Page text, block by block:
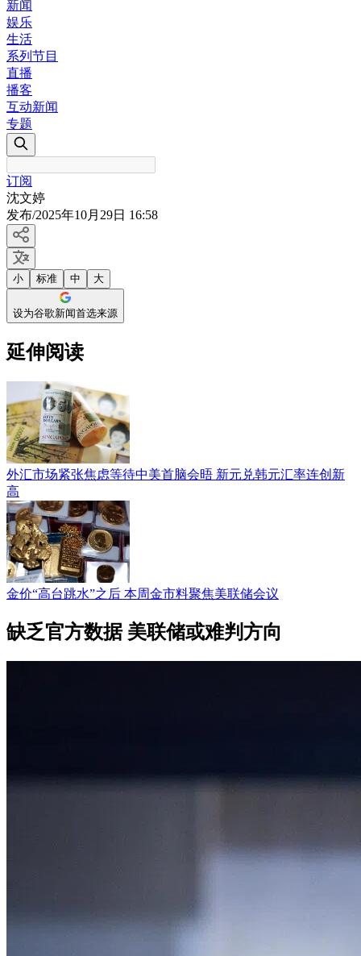
新闻
娱乐
生活
系列节目
直播
播客
互动新闻
专题
订阅
沈文婷
发布/2025年10月29日 16:58
小 标准 中 大
设为谷歌新闻首选来源
延伸阅读
外汇市场紧张焦虑等待中美首脑会晤 新元兑韩元汇率连创新
高
金价“高台跳水”之后 本周金市料聚焦美联储会议
缺乏官方数据 美联储或难判方向